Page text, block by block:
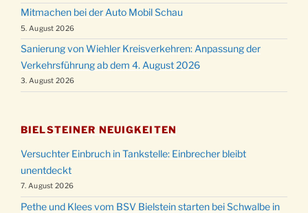
Mitmachen bei der Auto Mobil Schau
5. August 2026
Sanierung von Wiehler Kreisverkehren: Anpassung der
Verkehrsführung ab dem 4. August 2026
3. August 2026
BIELSTEINER NEUIGKEITEN
Versuchter Einbruch in Tankstelle: Einbrecher bleibt
unentdeckt
7. August 2026
Pethe und Klees vom BSV Bielstein starten bei Schwalbe in